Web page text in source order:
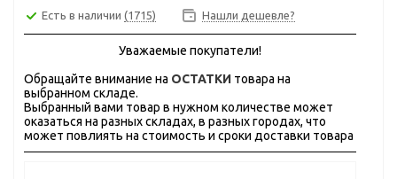
Есть в наличии (1715) Нашли дешевле?
Уважаемые покупатели!
Обращайте внимание на ОСТАТКИ товара на
выбранном складе.
Выбранный вами товар в нужном количестве может
оказаться на разных складах, в разных городах, что
может повлиять на стоимость и сроки доставки товара